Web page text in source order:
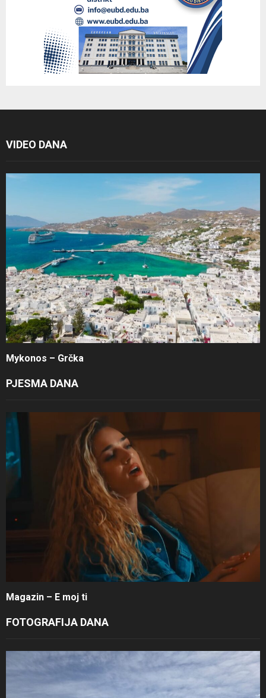
VIDEO DANA
Mykonos – Grčka
PJESMA DANA
Magazin – E moj ti
FOTOGRAFIJA DANA